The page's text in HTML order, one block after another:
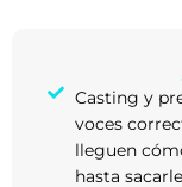
Casting y
voces
lleguen
hasta